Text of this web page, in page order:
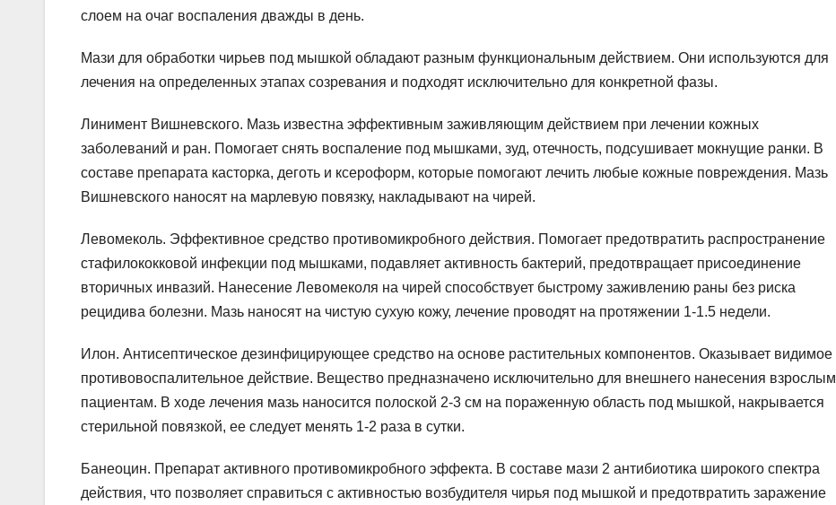
слоем на очаг воспаления дважды в день.
Мази для обработки чирьев под мышкой обладают разным функциональным действием. Они используются для
лечения на определенных этапах созревания и подходят исключительно для конкретной фазы.
Линимент Вишневского. Мазь известна эффективным заживляющим действием при лечении кожных
заболеваний и ран. Помогает снять воспаление под мышками, зуд, отечность, подсушивает мокнущие ранки. В
составе препарата касторка, деготь и ксероформ, которые помогают лечить любые кожные повреждения. Мазь
Вишневского наносят на марлевую повязку, накладывают на чирей.
Левомеколь. Эффективное средство противомикробного действия. Помогает предотвратить распространение
стафилококковой инфекции под мышками, подавляет активность бактерий, предотвращает присоединение
вторичных инвазий. Нанесение Левомеколя на чирей способствует быстрому заживлению раны без риска
рецидива болезни. Мазь наносят на чистую сухую кожу, лечение проводят на протяжении 1-1.5 недели.
Илон. Антисептическое дезинфицирующее средство на основе растительных компонентов. Оказывает видимое
противовоспалительное действие. Вещество предназначено исключительно для внешнего нанесения взрослым
пациентам. В ходе лечения мазь наносится полоской 2-3 см на пораженную область под мышкой, накрывается
стерильной повязкой, ее следует менять 1-2 раза в сутки.
Банеоцин. Препарат активного противомикробного эффекта. В составе мази 2 антибиотика широкого спектра
действия, что позволяет справиться с активностью возбудителя чирья под мышкой и предотвратить заражение